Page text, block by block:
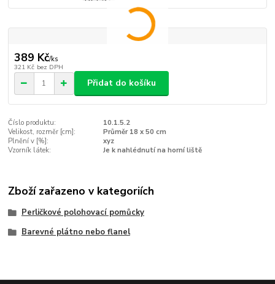
389 Kč/ks
321 Kč bez DPH
Přidat do košíku
Číslo produktu:
10.1.5.2
Velikost, rozměr [cm]:
Průměr 18 x 50 cm
Plnění v [%]:
xyz
Vzorník látek:
Je k nahlédnutí na horní liště
Zboží zařazeno v kategoriích
Perličkové polohovací pomůcky
Barevné plátno nebo flanel